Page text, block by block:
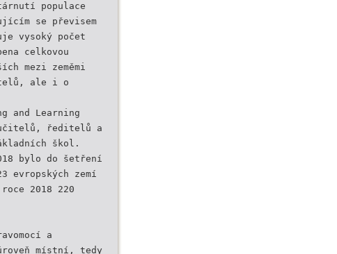
populace
se převisem
vysoký počet
celkovou
mezi zeměmi
ale i o
and Learning
učitelů, ředitelů a
škol.
bylo do šetření
evropských zemí
2018 220
a
místní, tedy